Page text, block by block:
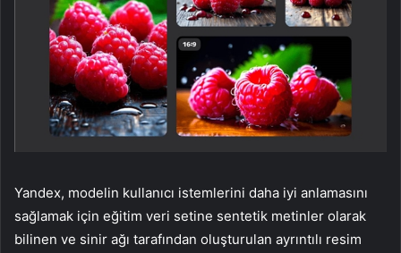
Yandex, modelin kullanıcı istemlerini daha iyi anlamasını
sağlamak için eğitim veri setine sentetik metinler olarak
bilinen ve sinir ağı tarafından oluşturulan ayrıntılı resim